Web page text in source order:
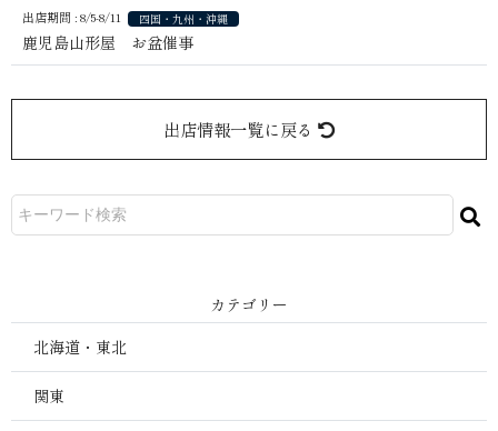
出店期間 : 8/5-8/11 四国・九州・沖縄
鹿児島山形屋 お盆催事
出店情報一覧に戻る
カテゴリー
北海道・東北
関東